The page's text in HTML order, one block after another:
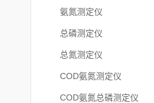
氨氮测定仪
总磷测定仪
总氮测定仪
COD氨氮测定仪
COD氨氮总磷测定仪